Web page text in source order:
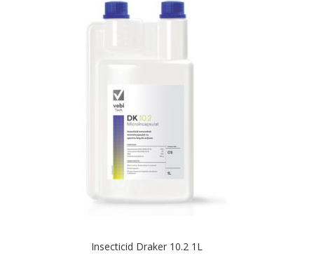
Insecticid Draker 10.2 1L